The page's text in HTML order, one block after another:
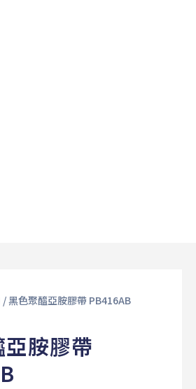
/ 黑色聚醯亞胺膠帶 PB416AB
胺膠帶